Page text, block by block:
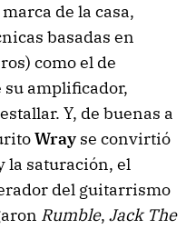
de la casa,
basadas en
como el de
su amplificador,
Y, de buenas a
Wray se convirtió
la saturación, el
del guitarrismo
Rumble, Jack The